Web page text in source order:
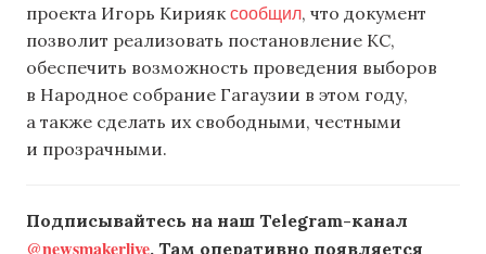
проекта Игорь Кирияксообщил, что документ
позволит реализовать постановление КС,
обеспечить возможность проведения выборов
в Народное собрание Гагаузии в этом году,
а также сделать их свободными, честными
и прозрачными.
Подписывайтесь на наш Telegram-канал
@newsmakerlive. Там оперативно появляется